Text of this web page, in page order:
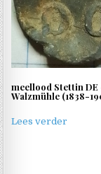
meellood Stettin
Walzmühle (1838-
Lees verder